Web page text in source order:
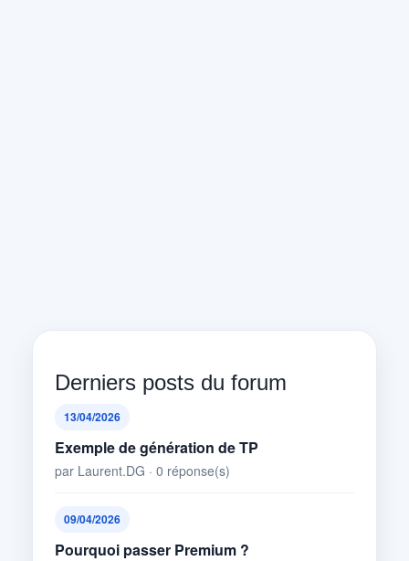
Derniers posts du forum
13/04/2026
Exemple de génération de TP
par Laurent.DG · 0 réponse(s)
09/04/2026
Pourquoi passer Premium ?